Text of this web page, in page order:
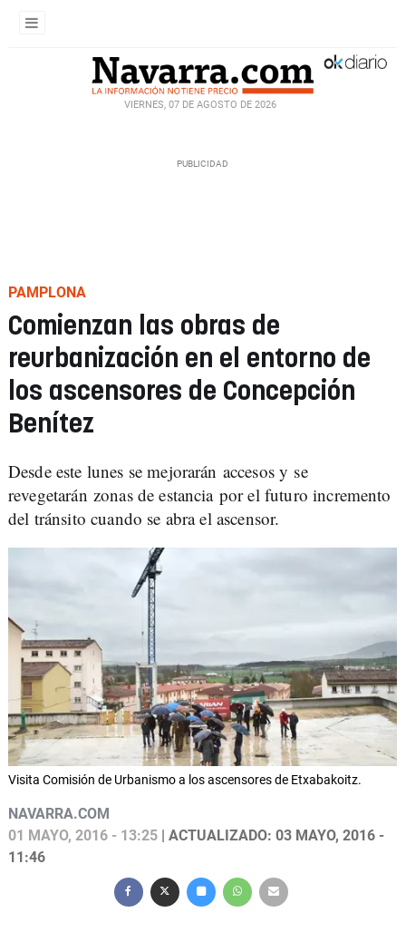
VIERNES, 07 DE AGOSTO DE 2026
PAMPLONA
Comienzan las obras de
reurbanización en el entorno de
los ascensores de Concepción
Benítez
Desde este lunes se mejorarán accesos y se
revegetarán zonas de estancia por el futuro incremento
del tránsito cuando se abra el ascensor.
Visita Comisión de Urbanismo a los ascensores de Etxabakoitz.
NAVARRA.COM
01 MAYO, 2016 - 13:25 | ACTUALIZADO: 03 MAYO, 2016 -
11:46